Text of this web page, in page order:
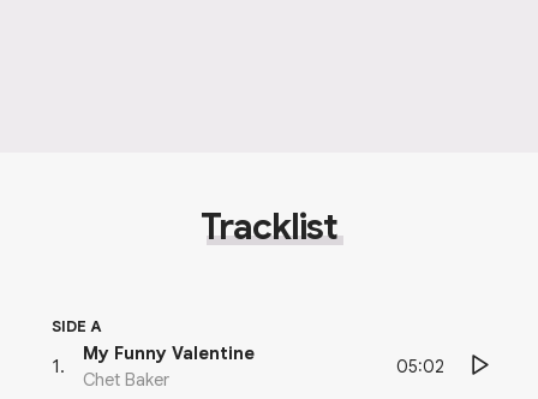
Tracklist
SIDE A
1 .
My Funny Valentine
Chet Baker
05:02